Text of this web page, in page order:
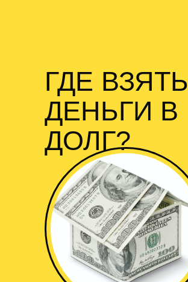
ГДЕ ВЗЯТЬ
ДЕНЬГИ В
ДОЛГ?